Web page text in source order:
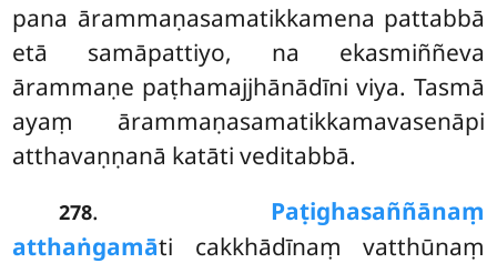
pana ārammaṇasamatikkamena pattabbā
etā samāpattiyo, na ekasmiññeva
ārammaṇe paṭhamajjhānādīni viya. Tasmā
ayaṃ ārammaṇasamatikkamavasenāpi
atthavaṇṇanā katāti veditabbā.
278. Paṭighasaññānaṃ
atthaṅgamāti cakkhādīnaṃ vatthūnaṃ